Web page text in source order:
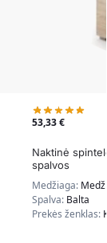
53,33€
Naktinė
spalvos
Medžiaga:
Spalva: Balta
Prekės ženklas: